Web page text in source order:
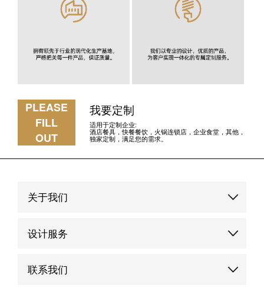
PLEASE
FILL
OUT
我要定制
适用于定制企业:
酒店餐具，快餐餐饮，火锅连锁店，企业食堂，其他，
独家定制，满足您的需求。
关于我们
品牌故事
设计服务
定制服务
联系我们